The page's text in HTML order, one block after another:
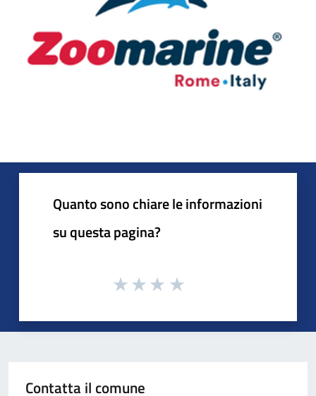
Quanto sono chiare le informazioni
su questa pagina?
Contatta il comune